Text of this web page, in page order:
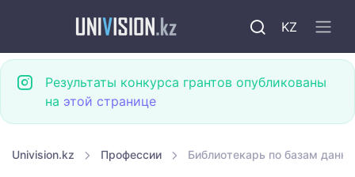
KZ
Результаты конкурса грантов опубликованы
на этой странице
Univision.kz Профессии Библиотекарь по базам